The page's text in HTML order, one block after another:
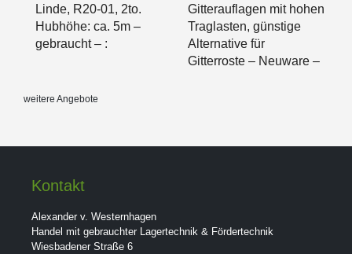
Linde, R20-01, 2to.
Hubhöhe: ca. 5m –
gebraucht – :
Gitterauflagen mit hohen
Traglasten, günstige
Alternative für
Gitterroste – Neuware –
weitere Angebote
Kontakt
Alexander v. Westernhagen
Handel mit gebrauchter Lagertechnik & Fördertechnik
Wiesbadener Straße 6